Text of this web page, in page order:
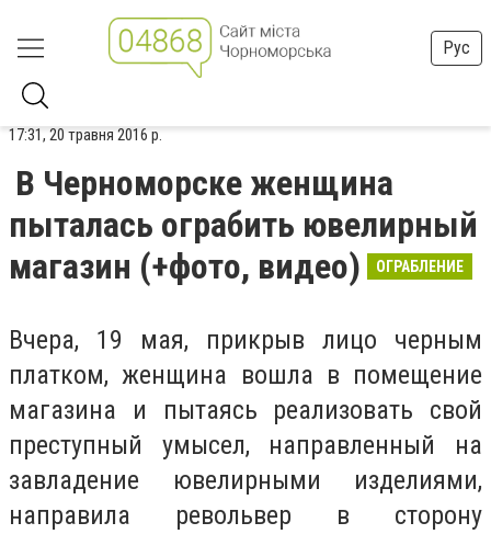
Рус
17:31, 20 травня 2016 р.
В Черноморске женщина
пыталась ограбить ювелирный
магазин (+фото, видео)
ОГРАБЛЕНИЕ
Вчера, 19 мая, прикрыв лицо черным
платком, женщина вошла в помещение
магазина и пытаясь реализовать свой
преступный умысел, направленный на
завладение ювелирными изделиями,
направила револьвер в сторону